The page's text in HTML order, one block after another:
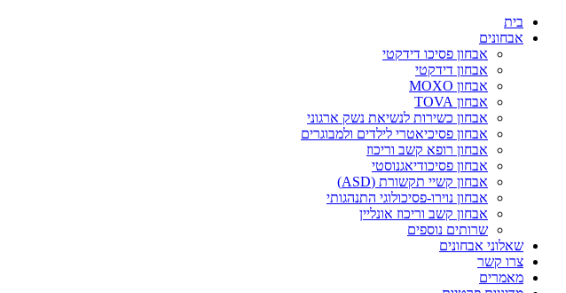
בית
אבחונים
אבחון פסיכו דידקטי
אבחון דידקטי
אבחון MOXO
אבחון TOVA
אבחון כשירות לנשיאת נשק ארגוני
אבחון פסיכיאטרי לילדים ולמבוגרים
אבחון רופא קשב וריכוז
אבחון פסיכודיאגנוסטי
אבחון קשיי תקשורת (ASD)
אבחון נוירו-פסיכולוגי התנהגותי
אבחון קשב וריכוז אונליין
שרותים נוספים
שאלוני אבחונים
צרו קשר
מאמרים